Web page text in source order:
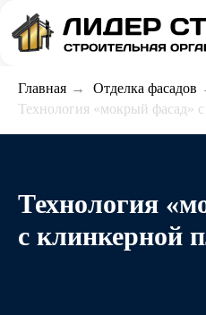
Главная → Отделка фасадов
Технология «мокрый фасад»
Технология
с клинкерной